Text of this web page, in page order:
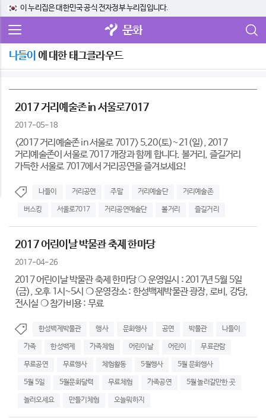
이 누리집은 대한민국 공식 전자정부 누리집입니다.
문화
나들이 에 대한 태그클라우드
2017 거리예술존 in 서울로7017
2017-05-18
<2017 거리예술존 in 서울로 7017> 5.20(토)~21(일), 2017
거리예술존이 서울로 7017 개장과 함께 합니다. 볼거리, 즐길거리
가득한 서울로 7017에서 거리공연을 즐겨보세요!
나들이 거리공연 주말 거리예술단 거리예술존
버스킹 서울로7017 거리공연예술단 볼거리 즐길거리
2017 어린이날 박물관 축제 한마당
2017-04-26
2017 어린이날 박물관 축제 한마당 ❍ 운영일시 : 2017년 5월 5일
(금), 오후 1시~5시 ❍ 운영장소 : 한성백제박물관 광장, 로비, 강당,
전시실 ❍ 참가비용 : 무료
한성백제박물관 행사 문화행사 공연 박물관 나들이
가족 한성백제 가족체험 어린이날 어린이 무료관람
무료공연 무료행사 체험활동 5월행사 5월 문화행사
5월 5일 5월문화달력 무료체험 가족공연 5월 놀러갈만한 곳
놀러오세요 만들기체험 오늘뭐하지